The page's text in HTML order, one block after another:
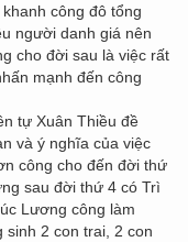
công đô tổng
người danh giá nên
cho đời sau là việc rất
mạnh đến công
tự Xuân Thiều đề
và ý nghĩa của việc
công cho đến đời thứ
sau đời thứ 4 có Trì
Lương công làm
sinh 2 con trai, 2 con